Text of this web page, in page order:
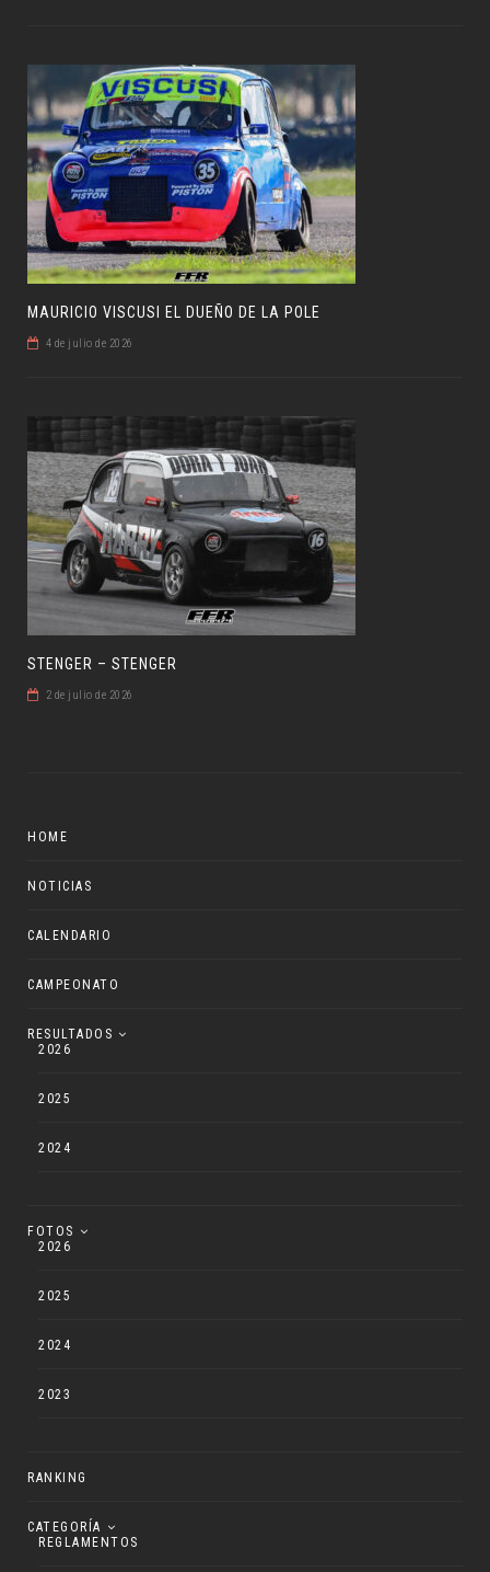
MAURICIO VISCUSI EL DUEÑO DE LA POLE
4 de julio de 2026
STENGER – STENGER
2 de julio de 2026
HOME
NOTICIAS
CALENDARIO
CAMPEONATO
RESULTADOS
2026
2025
2024
FOTOS
2026
2025
2024
2023
RANKING
CATEGORÍA
REGLAMENTOS